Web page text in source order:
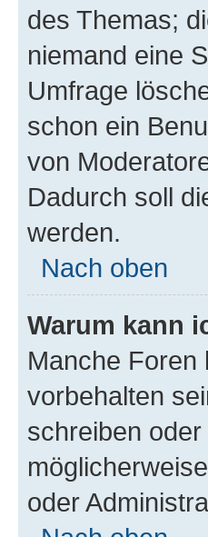
des Themas;
niemand eine
Umfrage
schon ein
von
Dadurch soll
werden.
Nach oben
Warum kann
Manche Foren
vorbehalten
schreiben
oder